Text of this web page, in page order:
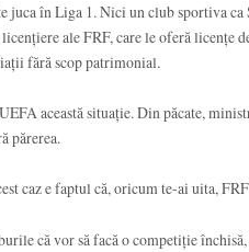
juca în Liga 1. Nici un club sportiva ca
ale FRF, care le oferă licențe
fără scop patrimonial.
această situație. Din păcate,
părerea.
caz e faptul că, oricum te-ai uita,
că vor să facă o competiție